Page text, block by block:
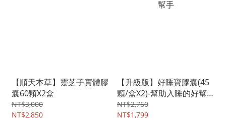
【順天本草】靈芝子實體膠
囊60顆X2盒
NT$3,000
NT$2,850
【升級版】好睡寶膠囊(45
顆/盒X2)-幫助入睡的好幫
手
NT$2,760
NT$1,799